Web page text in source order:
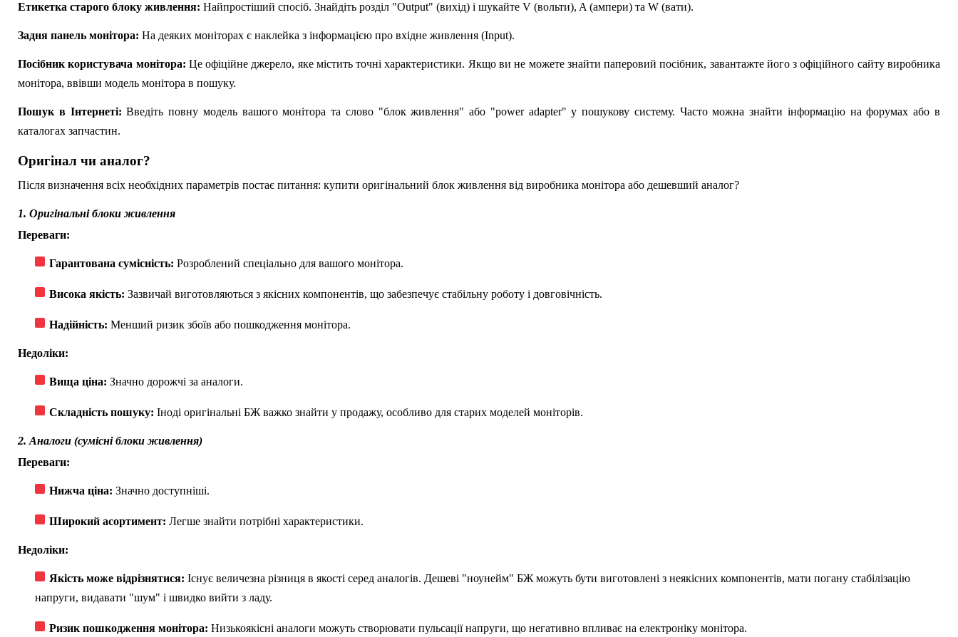
Етикетка старого блоку живлення: Найпростіший спосіб. Знайдіть розділ "Output" (вихід) і шукайте V (вольти), A (ампери) та W (вати).
Задня панель монітора: На деяких моніторах є наклейка з інформацією про вхідне живлення (Input).
Посібник користувача монітора: Це офіційне джерело, яке містить точні характеристики. Якщо ви не можете знайти паперовий посібник, завантажте його з офіційного сайту виробника
монітора, ввівши модель монітора в пошуку.
Пошук в Інтернеті: Введіть повну модель вашого монітора та слово "блок живлення" або "power adapter" у пошукову систему. Часто можна знайти інформацію на форумах або в
каталогах запчастин.
Оригінал чи аналог?
Після визначення всіх необхідних параметрів постає питання: купити оригінальний блок живлення від виробника монітора або дешевший аналог?
1. Оригінальні блоки живлення
Переваги:
Гарантована сумісність: Розроблений спеціально для вашого монітора.
Висока якість: Зазвичай виготовляються з якісних компонентів, що забезпечує стабільну роботу і довговічність.
Надійність: Менший ризик збоїв або пошкодження монітора.
Недоліки:
Вища ціна: Значно дорожчі за аналоги.
Складність пошуку: Іноді оригінальні БЖ важко знайти у продажу, особливо для старих моделей моніторів.
2. Аналоги (сумісні блоки живлення)
Переваги:
Нижча ціна: Значно доступніші.
Широкий асортимент: Легше знайти потрібні характеристики.
Недоліки:
Якість може відрізнятися: Існує величезна різниця в якості серед аналогів. Дешеві "ноунейм" БЖ можуть бути виготовлені з неякісних компонентів, мати погану стабілізацію
напруги, видавати "шум" і швидко вийти з ладу.
Ризик пошкодження монітора: Низькоякісні аналоги можуть створювати пульсації напруги, що негативно впливає на електроніку монітора.